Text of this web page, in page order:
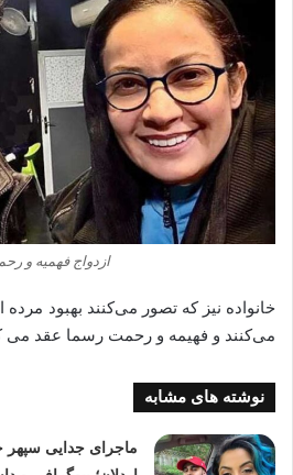
ازدواج فهمیه و
خانواده نیز که تصور می‌کنند بهبود
می‌کنند و فهیمه و رحمت رسما عقد می‌
نوشته های مشابه
ماجرای جدایی